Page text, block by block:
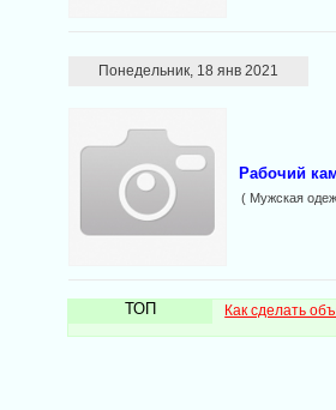
Понедельник, 18 янв 2021
Рабочий
( Мужская
ТОП Как сделать